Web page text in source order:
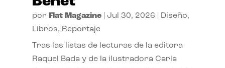
por Flat Magazine| Jul 30, 2026 Diseño,
Libros, Reportaje
Tras las listas de lecturas de la editora
Raquel Bada y de la ilustradora Carla